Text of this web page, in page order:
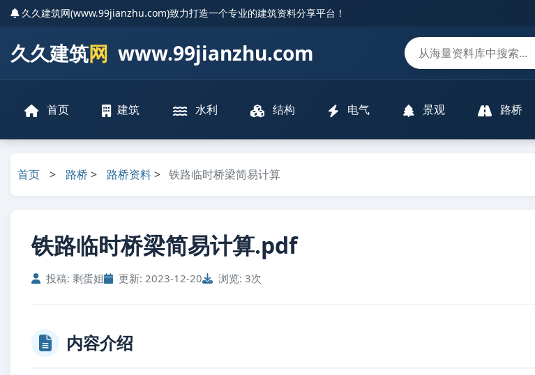
久久建筑网(www.99jianzhu.com)致力打造一个专业的建筑资料分享平台！
久久建筑网 www.99jianzhu.com
首页 建筑 水利 结构 电气 景观 路桥
首页 > 路桥 > 路桥资料> 铁路临时桥梁简易计算
铁路临时桥梁简易计算.pdf
投稿: 剩蛋姐 更新: 2023-12-20 浏览: 3次
内容介绍